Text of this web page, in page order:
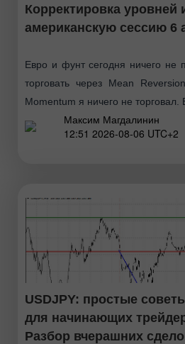
Корректировка уровней
американскую сессию 6
Евро и фунт сегодня ничего не
торговать через Mean
Momentum я ничего не торговал.
Германия на первый взгляд
Максим Магдалинин
12:51 2026-08-06 UTC+2
USDJPY: простые
для начинающих
Разбор вчерашних